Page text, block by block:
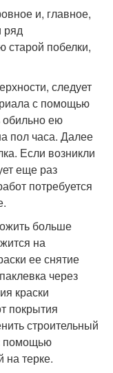
и, главное,
ряд
старой побелки,
следует
с помощью
обильно ею
пол часа. Далее
Если возникли
еще раз
потребуется
больше
на
ее снятие
через
краски
покрытия
строительный
помощью
на терке.